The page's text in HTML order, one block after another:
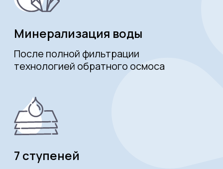
Несложная смена картриджей
Покупка системы очистки
воды и комплектующих